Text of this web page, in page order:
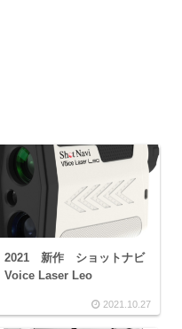
2021 新作 ショットナビ
Voice Laser Leo
2021.10.27